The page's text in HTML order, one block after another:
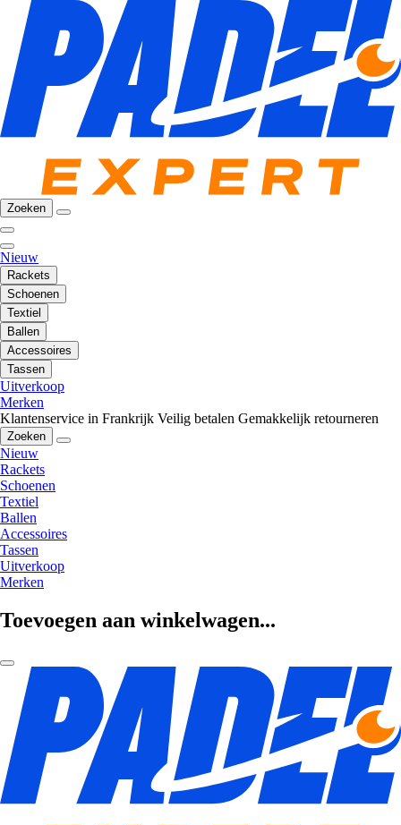
Zoeken
Nieuw
Rackets
Schoenen
Textiel
Ballen
Accessoires
Tassen
Uitverkoop
Merken
Klantenservice in Frankrijk Veilig betalen Gemakkelijk retourneren
Zoeken
Nieuw
Rackets
Schoenen
Textiel
Ballen
Accessoires
Tassen
Uitverkoop
Merken
Toevoegen aan winkelwagen...